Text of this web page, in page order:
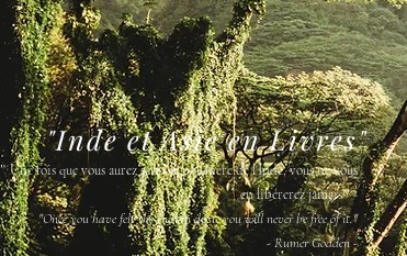
"Une fois que vous aurez senti la poussière de l'Inde, vous ne vous
en libérerez jamais " -
"Once you have felt the Indian dust, you will never be free of it."
- Rumer Godden -
"Inde et Asie en Livres"